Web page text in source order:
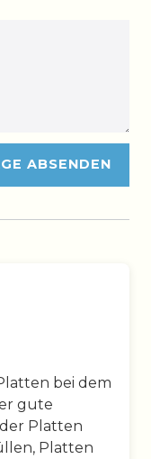
ABSENDEN
bei dem
gute
Platten
Platten